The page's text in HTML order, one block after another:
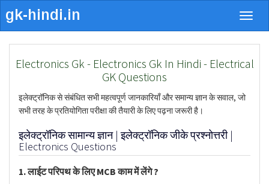
Electronics Gk - Electronics Gk In Hindi - Electrical
GK Questions
इलेक्ट्रॉनिक से संबंधित सभी महत्वपूर्ण जानकारियाँ और समान्य ज्ञान के सवाल, जो
सभी तरह के प्रतियोगिता परीक्षा की तैयारी के लिए पढ़ना जरूरी है।
इलेक्ट्रॉनिक सामान्य ज्ञान | इलेक्ट्रॉनिक जीके प्रश्नोत्तरी |
Electronics Questions
1. लाईट परिपथ के लिए MCB काम में लेंगे ?